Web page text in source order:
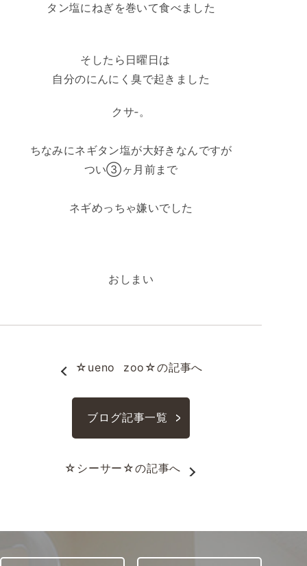
タン塩にねぎを巻いて食べました
そしたら日曜日は
自分のにんにく臭で起きました
クサ‐。
ちなみにネギタン塩が大好きなんですが
つい③ヶ月前まで
ネギめっちゃ嫌いでした
おしまい
☆ueno  zoo☆の記事へ
ブログ記事一覧
☆シーサー☆の記事へ